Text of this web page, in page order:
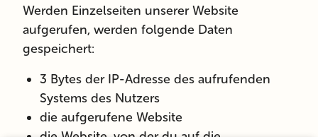
Werden Einzelseiten unserer Website
aufgerufen, werden folgende Daten
gespeichert:
3 Bytes der IP-Adresse des aufrufenden
Systems des Nutzers
die aufgerufene Website